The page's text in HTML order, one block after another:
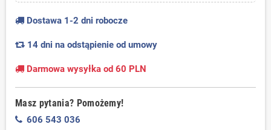
Dostawa 1-2 dni robocze
14 dni na odstąpienie od umowy
Darmowa wysyłka od 60 PLN
Masz pytania? Pomożemy!
606 543 036